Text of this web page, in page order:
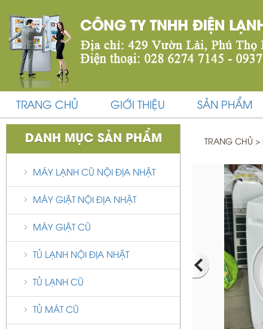
TRANG CHỦ GIỚI THIỆU SẢN PHẨM
DANH MỤC SẢN PHẨM
MÁY LẠNH CŨ NỘI ĐỊA NHẬT
MÁY GIẶT NỘI ĐỊA NHẬT
MÁY GIẶT CŨ
TỦ LẠNH NỘI ĐỊA NHẬT
TỦ LẠNH CŨ
TỦ MÁT CŨ
TRANG CHỦ >